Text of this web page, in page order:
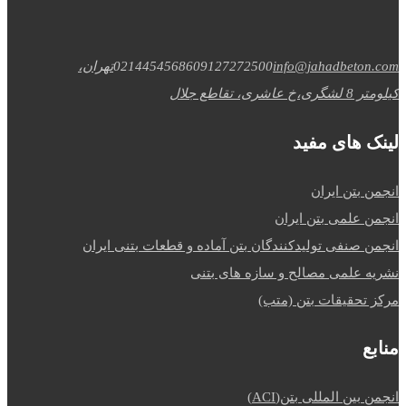
0214454568609127272500info@jahadbeton.com
تهران،
کیلومتر 8 لشگری،خ عاشری، تقاطع جلال
لینک های مفید
انجمن بتن ایران
انجمن علمی بتن ایران
انجمن صنفی تولیدکنندگان بتن آماده و قطعات بتنی ایران
نشریه علمی مصالح و سازه های بتنی
مرکز تحقیقات بتن (متب)
منابع
انجمن بین المللی بتن(ACI)